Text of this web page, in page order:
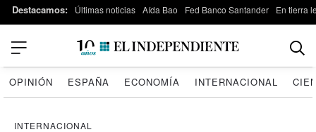
Destacamos: Últimas noticias Aída Bao Fed Banco Santander En tierra
OPINIÓN ESPAÑA ECONOMÍA INTERNACIONAL
INTERNACIONAL